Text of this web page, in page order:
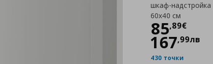
шкаф-надстройка
60x40 см
85,89€
Цена
167,99лв
430 точки